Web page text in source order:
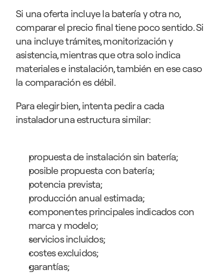
Si una oferta incluye la batería y otra no,
comparar el precio final tiene poco sentido. Si
una incluye trámites, monitorización y
asistencia, mientras que otra solo indica
materiales e instalación, también en ese caso
la comparación es débil.
Para elegir bien, intenta pedir a cada
instalador una estructura similar:
propuesta de instalación sin batería;
posible propuesta con batería;
potencia prevista;
producción anual estimada;
componentes principales indicados con
marca y modelo;
servicios incluidos;
costes excluidos;
garantías;